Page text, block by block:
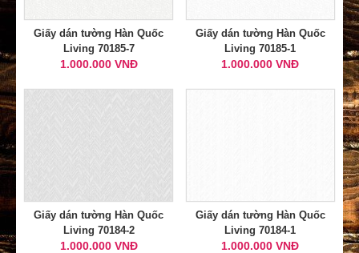
Giấy dán tường Hàn Quốc
Living 70185-7
1.000.000 VNĐ
Giấy dán tường Hàn Quốc
Living 70185-1
1.000.000 VNĐ
Giấy dán tường Hàn Quốc
Living 70184-2
1.000.000 VNĐ
Giấy dán tường Hàn Quốc
Living 70184-1
1.000.000 VNĐ